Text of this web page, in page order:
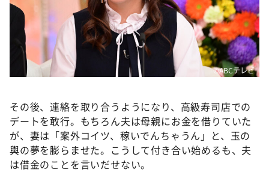
©ABCテレビ
その後、連絡を取り合うようになり、高級寿司店での
デートを敢行。もちろん夫は母親にお金を借りていた
が、妻は「案外コイツ、稼いでんちゃうん」と、玉の
輿の夢を膨らませた。こうして付き合い始めるも、夫
は借金のことを言いだせない。